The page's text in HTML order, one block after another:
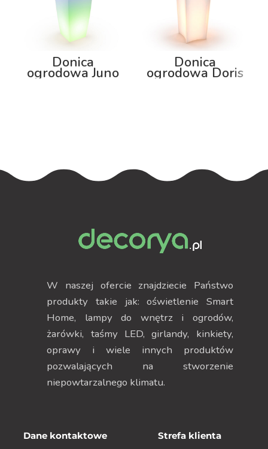
Donica
ogrodowa Juno
Donica
ogrodowa Doris
W naszej ofercie znajdziecie Państwo
produkty takie jak: oświetlenie Smart
Home, lampy do wnętrz i ogrodów,
żarówki, taśmy LED, girlandy, kinkiety,
oprawy i wiele innych produktów
pozwalających na stworzenie
niepowtarzalnego klimatu.
Dane kontaktowe Strefa klienta